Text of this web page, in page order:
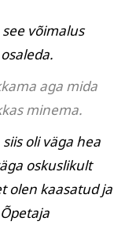
võimalus
aga mida
minema.
oli väga hea
oskuslikult
olen kaasatud ja